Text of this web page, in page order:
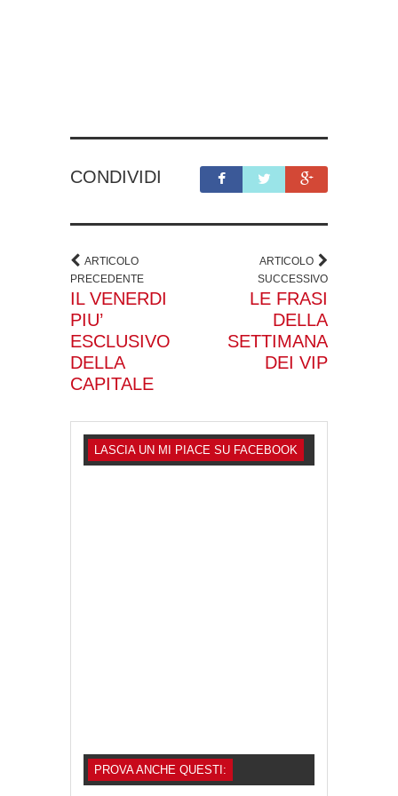
CONDIVIDI
ARTICOLO
PRECEDENTE
IL VENERDI
PIU’
ESCLUSIVO
DELLA
CAPITALE
ARTICOLO
SUCCESSIVO
LE FRASI
DELLA
SETTIMANA
DEI VIP
LASCIA UN MI PIACE SU FACEBOOK
PROVA ANCHE QUESTI: